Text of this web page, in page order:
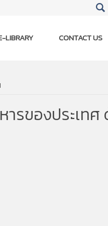
LIBRARY CONTACT US
รของประเทศ